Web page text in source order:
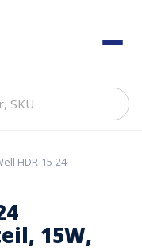
HDR-15-24
15W,